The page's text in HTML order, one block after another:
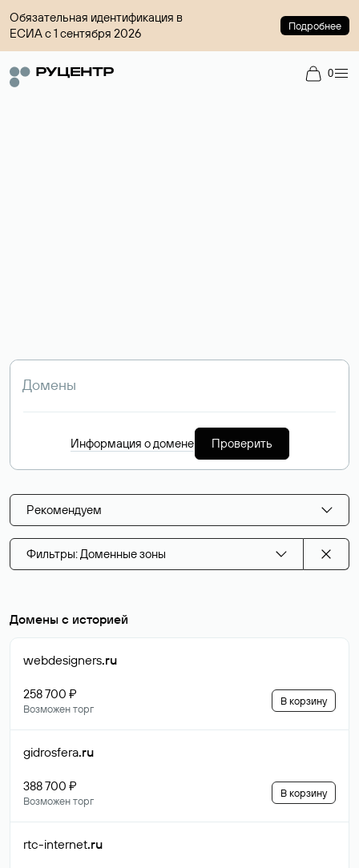
Обязательная идентификация в
ЕСИА с 1 сентября 2026
Подробнее
0
Информация о домене Проверить
Рекомендуем
Фильтры: Доменные зоны
Домены с историей
webdesigners.ru
258 700 ₽
Возможен торг
В корзину
gidrosfera.ru
388 700 ₽
Возможен торг
В корзину
rtc-internet.ru